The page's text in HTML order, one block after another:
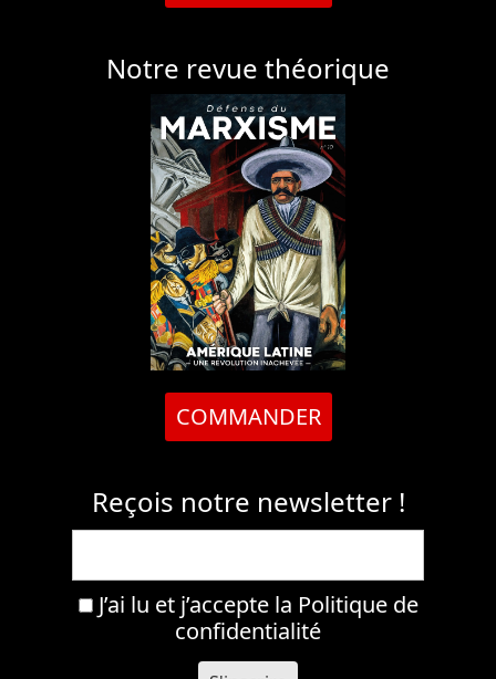
Notre revue théorique
COMMANDER
Reçois notre newsletter !
J’ai lu et j’accepte la Politique de
confidentialité